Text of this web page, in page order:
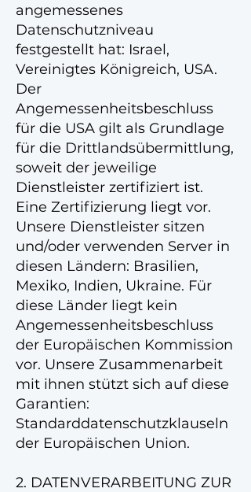
angemessenes
Datenschutzniveau
festgestellt hat: Israel,
Vereinigtes Königreich, USA.
Der
Angemessenheitsbeschluss
für die USA gilt als Grundlage
für die Drittlandsübermittlung,
soweit der jeweilige
Dienstleister zertifiziert ist.
Eine Zertifizierung liegt vor.
Unsere Dienstleister sitzen
und/oder verwenden Server in
diesen Ländern: Brasilien,
Mexiko, Indien, Ukraine. Für
diese Länder liegt kein
Angemessenheitsbeschluss
der Europäischen Kommission
vor. Unsere Zusammenarbeit
mit ihnen stützt sich auf diese
Garantien:
Standarddatenschutzklauseln
der Europäischen Union.
2. DATENVERARBEITUNG ZUR